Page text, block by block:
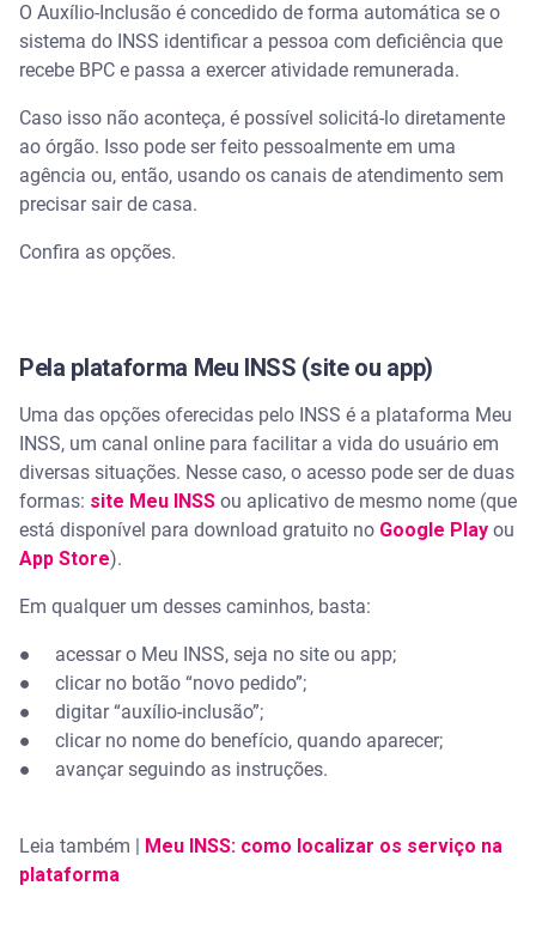
O Auxílio-Inclusão é concedido de forma automática se o
sistema do INSS identificar a pessoa com deficiência que
recebe BPC e passa a exercer atividade remunerada.
Caso isso não aconteça, é possível solicitá-lo diretamente
ao órgão. Isso pode ser feito pessoalmente em uma
agência ou, então, usando os canais de atendimento sem
precisar sair de casa.
Confira as opções.
Pela plataforma Meu INSS (site ou app)
Uma das opções oferecidas pelo INSS é a plataforma Meu
INSS, um canal online para facilitar a vida do usuário em
diversas situações. Nesse caso, o acesso pode ser de duas
formas: site Meu INSS ou aplicativo de mesmo nome (que
está disponível para download gratuito no Google Play ou
App Store).
Em qualquer um desses caminhos, basta:
● acessar o Meu INSS, seja no site ou app;
● clicar no botão “novo pedido”;
● digitar “auxílio-inclusão”;
● clicar no nome do benefício, quando aparecer;
● avançar seguindo as instruções.
Leia também |
Meu INSS: como localizar os serviço na
plataforma